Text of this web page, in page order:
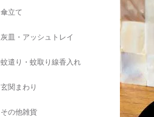
傘立て
灰皿・アッシュトレイ
蚊遣り・蚊取り線香入れ
玄関まわり
その他雑貨